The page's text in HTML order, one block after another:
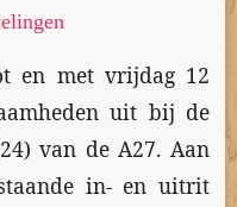
en met vrijdag 12
uit bij de
van de A27. Aan
in- en uitrit